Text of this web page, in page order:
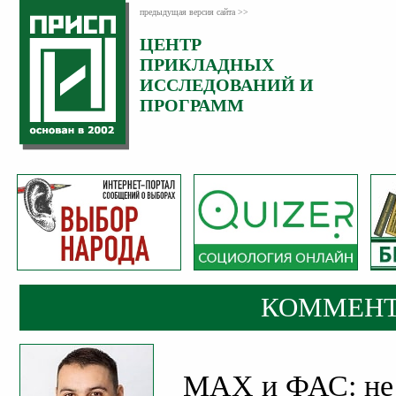
предыдущая версия сайта >>
ЦЕНТР
ПРИКЛАДНЫХ
ИССЛЕДОВАНИЙ И
ПРОГРАММ
MAX и ФАС: не
Категория:
Комментарии